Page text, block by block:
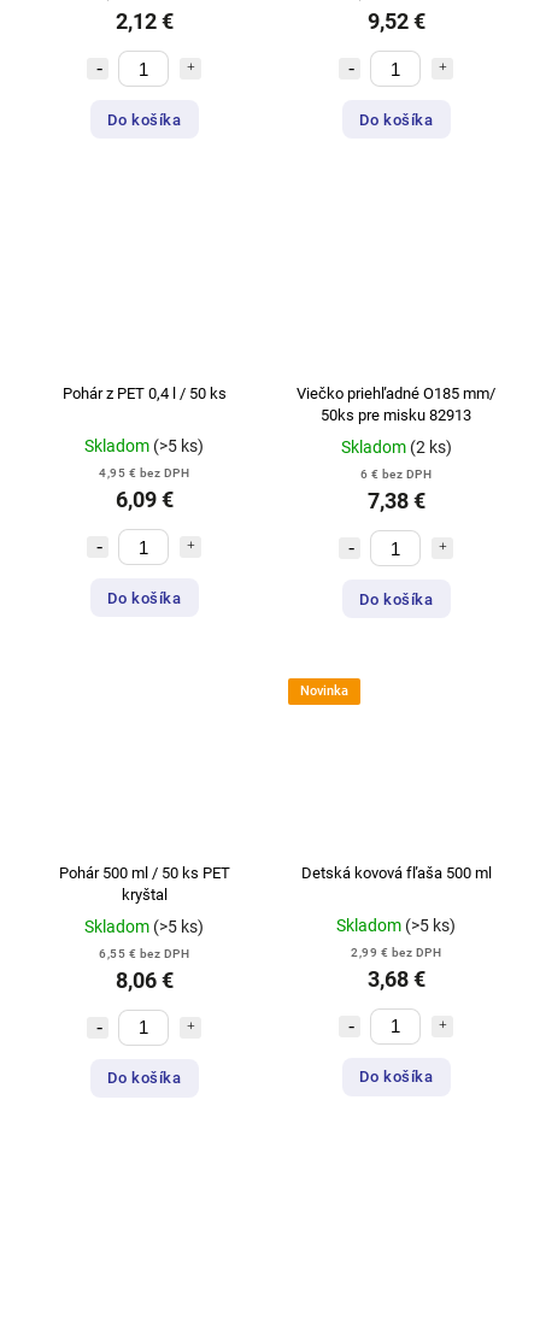
2,12 €
Do košíka
9,52 €
Do košíka
Pohár z PET 0,4 l / 50 ks
Skladom (>5 ks)
4,95 € bez DPH
6,09 €
Do košíka
Viečko priehľadné O185 mm/
50ks pre misku 82913
Skladom (2 ks)
6 € bez DPH
7,38 €
Do košíka
Pohár 500 ml / 50 ks PET
kryštal
Skladom (>5 ks)
6,55 € bez DPH
8,06 €
Do košíka
Novinka
Detská kovová fľaša 500 ml
Skladom (>5 ks)
2,99 € bez DPH
3,68 €
Do košíka